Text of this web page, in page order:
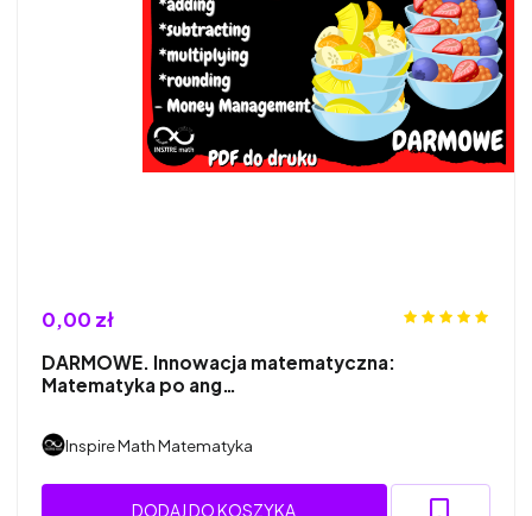
0,00 zł
DARMOWE. Innowacja matematyczna:
Matematyka po ang…
Inspire Math Matematyka
DODAJ DO KOSZYKA